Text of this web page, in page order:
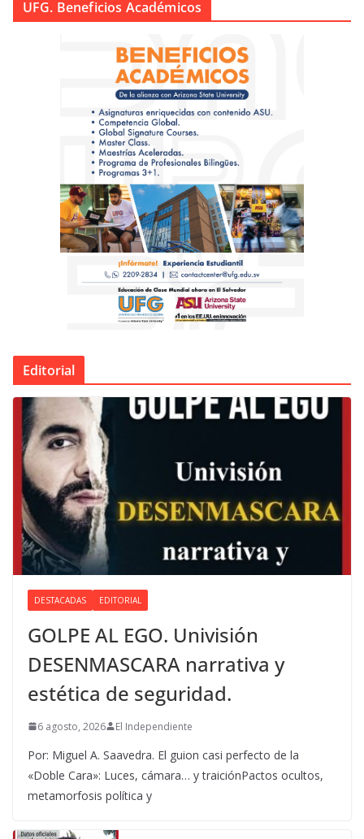
UFG. Beneficios Académicos
Editorial
DESTACADAS EDITORIAL
GOLPE AL EGO. Univisión
DESENMASCARA narrativa y
estética de seguridad.
6 agosto, 2026 El Independiente
Por: Miguel A. Saavedra. El guion casi perfecto de la
«Doble Cara»: Luces, cámara… y traiciónPactos ocultos,
metamorfosis política y